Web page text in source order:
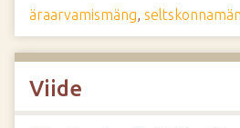
äraarvamismäng,
Viide